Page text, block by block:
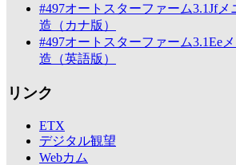
#497オートスターファーム3.1Jfメ
造（カナ版）
#497オートスターファーム3.1Ee
造（英語版）
リンク
ETX
デジタル観望
Webカム